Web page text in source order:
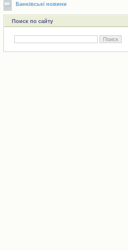
Банківські новини
Поиск по сайту